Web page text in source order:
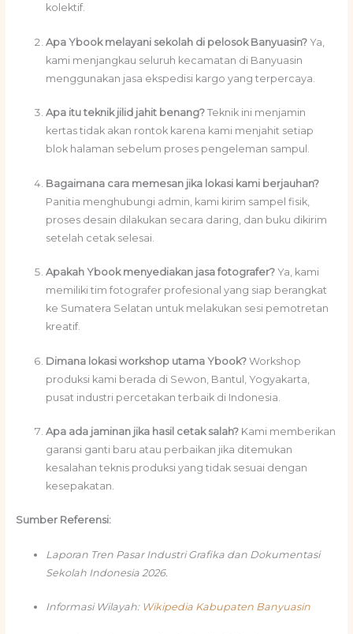
kolektif.
Apa Ybook melayani sekolah di pelosok Banyuasin?Ya,
kami menjangkau seluruh kecamatan di Banyuasin
menggunakan jasa ekspedisi kargo yang terpercaya.
Apa itu teknik jilid jahit benang?Teknik ini menjamin
kertas tidak akan rontok karena kami menjahit setiap
blok halaman sebelum proses pengeleman sampul.
Bagaimana cara memesan jika lokasi kami berjauhan?
Panitia menghubungi admin, kami kirim sampel fisik,
proses desain dilakukan secara daring, dan buku dikirim
setelah cetak selesai.
Apakah Ybook menyediakan jasa fotografer?Ya, kami
memiliki tim fotografer profesional yang siap berangkat
ke Sumatera Selatan untuk melakukan sesi pemotretan
kreatif.
Dimana lokasi workshop utama Ybook?Workshop
produksi kami berada di Sewon, Bantul, Yogyakarta,
pusat industri percetakan terbaik di Indonesia.
Apa ada jaminan jika hasil cetak salah?Kami memberikan
garansi ganti baru atau perbaikan jika ditemukan
kesalahan teknis produksi yang tidak sesuai dengan
kesepakatan.
Sumber Referensi:
Laporan Tren Pasar Industri Grafika dan Dokumentasi
Sekolah Indonesia 2026.
Informasi Wilayah: Wikipedia Kabupaten Banyuasin